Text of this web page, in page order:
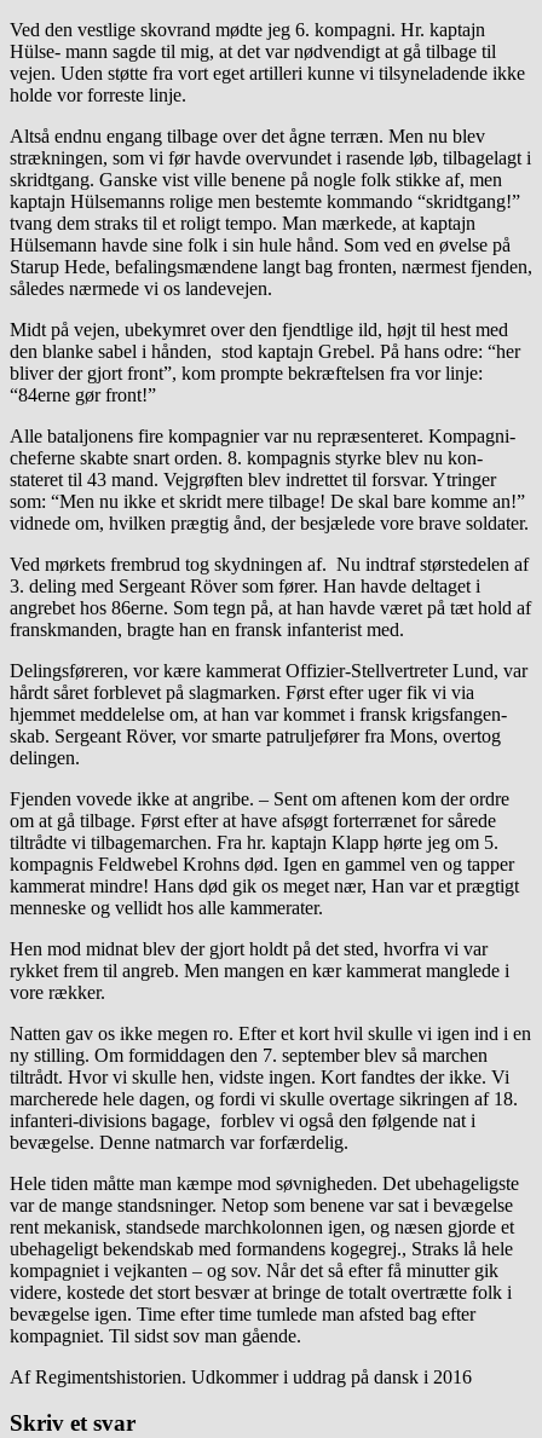
Ved den vestlige skovrand mødte jeg 6. kompagni. Hr. kaptajn
Hülse- mann sagde til mig, at det var nødvendigt at gå tilbage til
vejen. Uden støtte fra vort eget artilleri kunne vi tilsyneladende ikke
holde vor forreste linje.
Altså endnu engang tilbage over det ågne terræn. Men nu blev
strækningen, som vi før havde overvundet i rasende løb, tilbagelagt i
skridtgang. Ganske vist ville benene på nogle folk stikke af, men
kaptajn Hülsemanns rolige men bestemte kommando “skridtgang!”
tvang dem straks til et roligt tempo. Man mærkede, at kaptajn
Hülsemann havde sine folk i sin hule hånd. Som ved en øvelse på
Starup Hede, befalingsmændene langt bag fronten, nærmest fjenden,
således nærmede vi os landevejen.
Midt på vejen, ubekymret over den fjendtlige ild, højt til hest med
den blanke sabel i hånden, stod kaptajn Grebel. På hans odre: “her
bliver der gjort front”, kom prompte bekræftelsen fra vor linje:
“84erne gør front!”
Alle bataljonens fire kompagnier var nu repræsenteret. Kompagni-
cheferne skabte snart orden. 8. kompagnis styrke blev nu kon-
stateret til 43 mand. Vejgrøften blev indrettet til forsvar. Ytringer
som: “Men nu ikke et skridt mere tilbage! De skal bare komme an!”
vidnede om, hvilken prægtig ånd, der besjælede vore brave soldater.
Ved mørkets frembrud tog skydningen af. Nu indtraf størstedelen af
3. deling med Sergeant Röver som fører. Han havde deltaget i
angrebet hos 86erne. Som tegn på, at han havde været på tæt hold af
franskmanden, bragte han en fransk infanterist med.
Delingsføreren, vor kære kammerat Offizier-Stellvertreter Lund, var
hårdt såret forblevet på slagmarken. Først efter uger fik vi via
hjemmet meddelelse om, at han var kommet i fransk krigsfangen-
skab. Sergeant Röver, vor smarte patruljefører fra Mons, overtog
delingen.
Fjenden vovede ikke at angribe. – Sent om aftenen kom der ordre
om at gå tilbage. Først efter at have afsøgt forterrænet for sårede
tiltrådte vi tilbagemarchen. Fra hr. kaptajn Klapp hørte jeg om 5.
kompagnis Feldwebel Krohns død. Igen en gammel ven og tapper
kammerat mindre! Hans død gik os meget nær, Han var et prægtigt
menneske og vellidt hos alle kammerater.
Hen mod midnat blev der gjort holdt på det sted, hvorfra vi var
rykket frem til angreb. Men mangen en kær kammerat manglede i
vore rækker.
Natten gav os ikke megen ro. Efter et kort hvil skulle vi igen ind i en
ny stilling. Om formiddagen den 7. september blev så marchen
tiltrådt. Hvor vi skulle hen, vidste ingen. Kort fandtes der ikke. Vi
marcherede hele dagen, og fordi vi skulle overtage sikringen af 18.
infanteri-divisions bagage, forblev vi også den følgende nat i
bevægelse. Denne natmarch var forfærdelig.
Hele tiden måtte man kæmpe mod søvnigheden. Det ubehageligste
var de mange standsninger. Netop som benene var sat i bevægelse
rent mekanisk, standsede marchkolonnen igen, og næsen gjorde et
ubehageligt bekendskab med formandens kogegrej., Straks lå hele
kompagniet i vejkanten – og sov. Når det så efter få minutter gik
videre, kostede det stort besvær at bringe de totalt overtrætte folk i
bevægelse igen. Time efter time tumlede man afsted bag efter
kompagniet. Til sidst sov man gående.
Af Regimentshistorien. Udkommer i uddrag på dansk i 2016
Skriv et svar